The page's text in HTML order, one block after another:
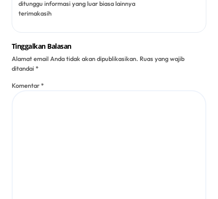
ditunggu informasi yang luar biasa lainnya
terimakasih
Tinggalkan Balasan
Alamat email Anda tidak akan dipublikasikan. Ruas yang wajib
ditandai*
Komentar*